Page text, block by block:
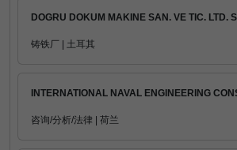
DOGRU DOKUM MAKINE SAN. VE TIC. LTD.
铸铁厂 | 土耳其
INTERNATIONAL NAVAL ENGINEERING
咨询/分析/法律 | 荷兰